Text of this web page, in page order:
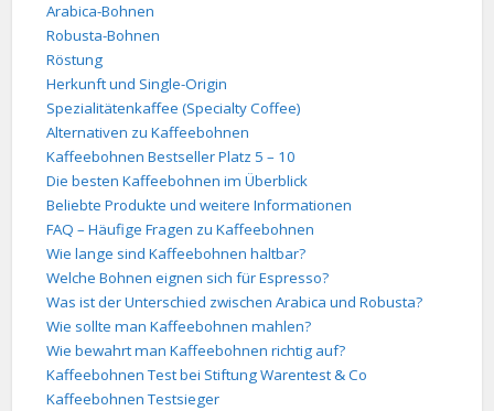
Arabica-Bohnen
Robusta-Bohnen
Röstung
Herkunft und Single-Origin
Spezialitätenkaffee (Specialty Coffee)
Alternativen zu Kaffeebohnen
Kaffeebohnen Bestseller Platz 5 – 10
Die besten Kaffeebohnen im Überblick
Beliebte Produkte und weitere Informationen
FAQ – Häufige Fragen zu Kaffeebohnen
Wie lange sind Kaffeebohnen haltbar?
Welche Bohnen eignen sich für Espresso?
Was ist der Unterschied zwischen Arabica und Robusta?
Wie sollte man Kaffeebohnen mahlen?
Wie bewahrt man Kaffeebohnen richtig auf?
Kaffeebohnen Test bei Stiftung Warentest & Co
Kaffeebohnen Testsieger